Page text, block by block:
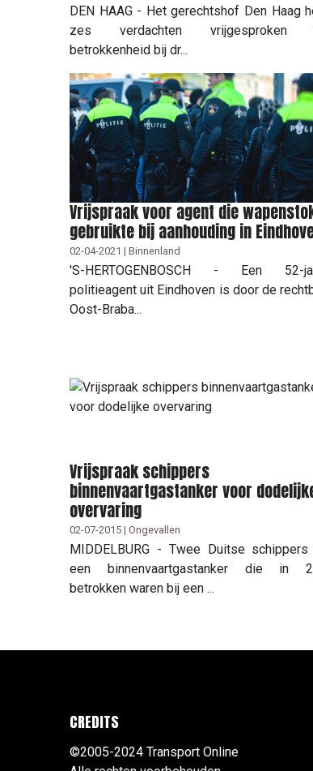
DEN HAAG - Het gerechtshof Den Haag
zes verdachten vrijgesproken
betrokkenheid bij dr...
Vrijspraak voor agent die
gebruikte bij aanhouding in
02-04-2021 | Binnenland
'S-HERTOGENBOSCH - Een 52-
politieagent uit Eindhoven is door de
Oost-Braba...
Vrijspraak schippers
binnenvaartgastanker voor
overvaring
02-07-2015 | Ongevallen
MIDDELBURG - Twee Duitse schippers
een binnenvaartgastanker die in
betrokken waren bij een ...
CREDITS
©2005-2024 Transport Online